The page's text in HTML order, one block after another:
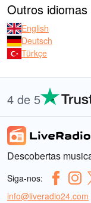
Outros idiomas
English
Deutsch
Türkçe
4 de 5
Descobertas
Siga-nos:
info@liveradio24.com